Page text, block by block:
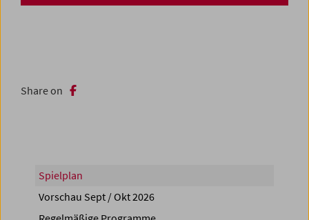
Share on
Spielplan
Vorschau Sept / Okt 2026